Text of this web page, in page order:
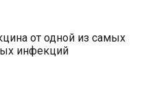
от одной из самых
инфекций